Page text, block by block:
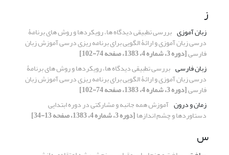
ز
زبان آموزی بررسی تطبیقی دیدگاه ها، رویکردها و روش های برنامۀ
درسی زبان آموزی و ارائۀ الگویی برای برنامه ریزی درسی آموزش زبان
فارسی[دوره 3، شماره 4، 1383، صفحه 74-102]
زبان فارسی بررسی تطبیقی دیدگاه ها، رویکردها و روش های برنامۀ
درسی زبان آموزی و ارائۀ الگویی برای برنامه ریزی درسی آموزش زبان
فارسی[دوره 3، شماره 4، 1383، صفحه 74-102]
زمان و درون آموزش همه جانبه و مشارکتی در دوره ابتدایی
دستاوردها و چشم اندازها[دوره 3، شماره 4، 1383، صفحه 13-34]
س